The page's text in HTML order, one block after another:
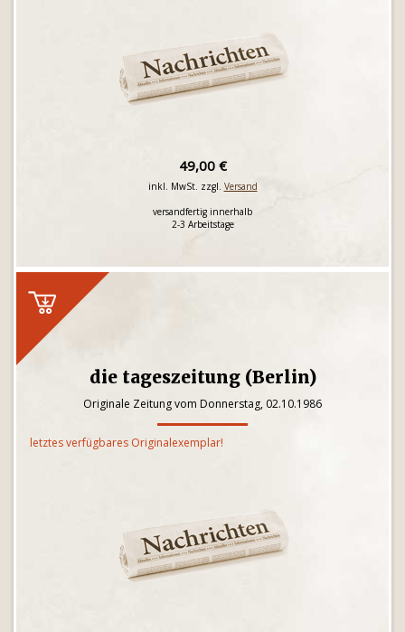
49,00 €
inkl. MwSt. zzgl. Versand
versandfertig innerhalb
2-3 Arbeitstage
die tageszeitung (Berlin)
Originale Zeitung vom Donnerstag, 02.10.1986
letztes verfügbares Originalexemplar!